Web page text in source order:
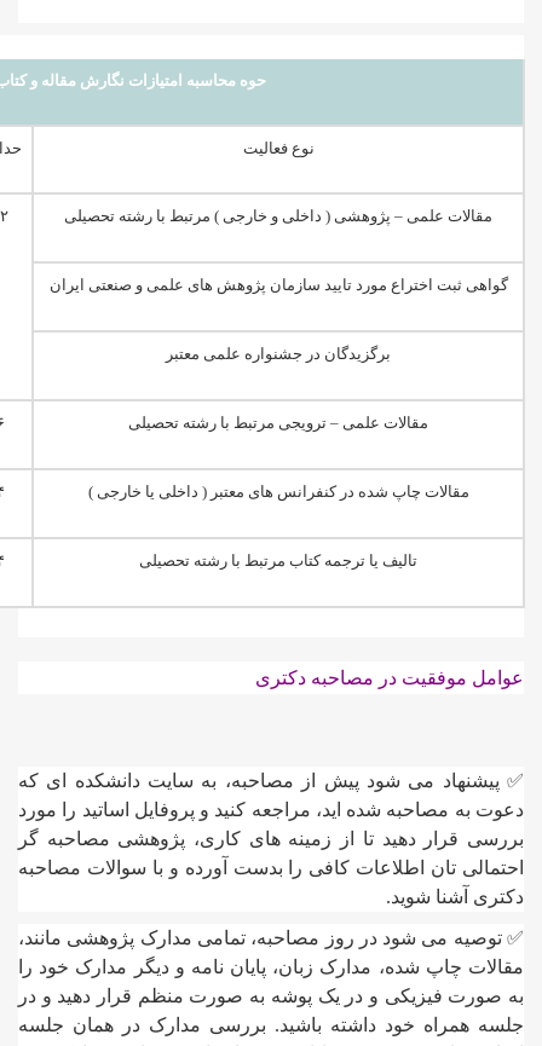
حوه محاسبه امتیازات نگارش مقاله و
نوع فعالیت
مقالات علمی – پژوهشی ( داخلی و خارجی ) مرتبط با رشته تحصیلی ۲۲
گواهی ثبت اختراع مورد تایید سازمان پژوهش های علمی و صنعتی ایران
برگزیدگان در جشنواره علمی معتبر
مقالات علمی – ترویجی مرتبط با رشته تحصیلی ۶
مقالات چاپ شده در کنفرانس های معتبر ( داخلی یا خارجی ) ۴
تالیف یا ترجمه کتاب مرتبط با رشته تحصیلی ۴
عوامل موفقیت در مصاحبه دکتری
✅ پیشنهاد می شود پیش از مصاحبه، به سایت دانشکده ای که
دعوت به مصاحبه شده اید، مراجعه کنید و پروفایل اساتید را مورد
بررسی قرار دهید تا از زمینه های کاری، پژوهشی مصاحبه گر
احتمالی تان اطلاعات کافی را بدست آورده و با سوالات مصاحبه
دکتری آشنا شوید.
✅ توصیه می شود در روز مصاحبه، تمامی مدارک پژوهشی مانند،
مقالات چاپ شده، مدارک زبان، پایان نامه و دیگر مدارک خود را
به صورت فیزیکی و در یک پوشه به صورت منظم قرار دهید و در
جلسه همراه خود داشته باشید. بررسی مدارک در همان جلسه